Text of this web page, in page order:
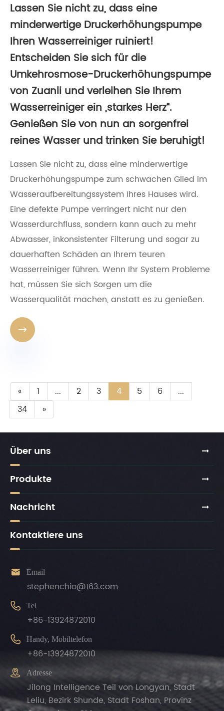
Lassen Sie nicht zu, dass eine
minderwertige Druckerhöhungspumpe
Ihren Wasserreiniger ruiniert!
Entscheiden Sie sich für die
Umkehrosmose-Druckerhöhungspumpe
von Zuanli und verleihen Sie Ihrem
Wasserreiniger ein „starkes Herz“.
Genießen Sie von nun an sorgenfrei
reines Wasser und trinken Sie beruhigt!
Lassen Sie nicht zu, dass eine minderwertige
Druckerhöhungspumpe zum schwachen Glied im
Wasseraufbereitungssystem Ihres Hauses wird.
Eine defekte Pumpe verringert nicht nur den
Wasserdurchfluss, sondern kann auch zu mehr
Abwasser, inkonsistenter Filterung und sogar zu
dauerhaften Schäden an Ihrem teuren
Wasserreiniger führen. Wenn Ihr System Probleme
hat, müssen Sie sich Sorgen um die
Wasserqualität machen, anstatt es zu genießen.

« 1 ... 2 3 4 5 6
...
34
»
Über uns
Produkte
Nachricht
Kontaktiere uns
 Email
stephenchio@163.com
 Tel
+86-13924872010
 Handy, Mobiltelefon
+86-13924872010
 Adresse
Jilong Intelligence Teil von Longyan, Stadt
Leliu, Bezirk Shunde, Stadt Foshan, Provinz